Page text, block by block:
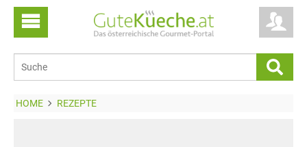
HOME REZEPTE